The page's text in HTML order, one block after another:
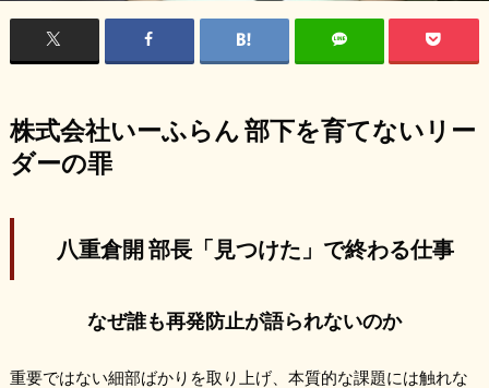
株式会社いーふらん 部下を育てないリー
ダーの罪
八重倉開 部長「見つけた」で終わる仕事
なぜ誰も再発防止が語られないのか
重要ではない細部ばかりを取り上げ、本質的な課題には触れな